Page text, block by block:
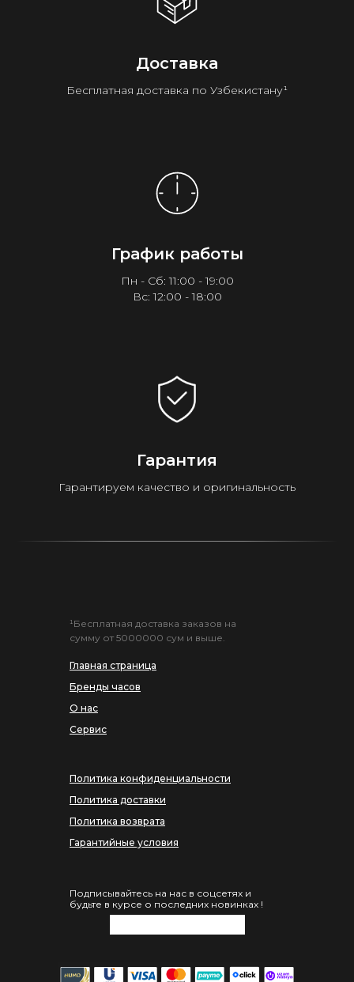
Доставка
Бесплатная доставка по Узбекистану¹
График работы
Пн - Сб: 11:00 - 19:00
Вс: 12:00 - 18:00
Гарантия
Гарантируем качество и оригинальность
Подписывайтесь на нас в соцсетях и
будьте в курсе о последних новинках !
Главная страница
Бренды часов
О нас
Сервис
¹Бесплатная доставка заказов на
сумму от 5000000 сум и выше.
Политика конфиденциальности
Политика доставки
Политика возврата
Гарантийные условия